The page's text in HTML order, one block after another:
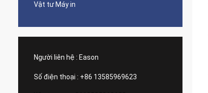
Vật tư Máy in
Người liên hệ : Eason
Số điện thoại : +86 13585969623